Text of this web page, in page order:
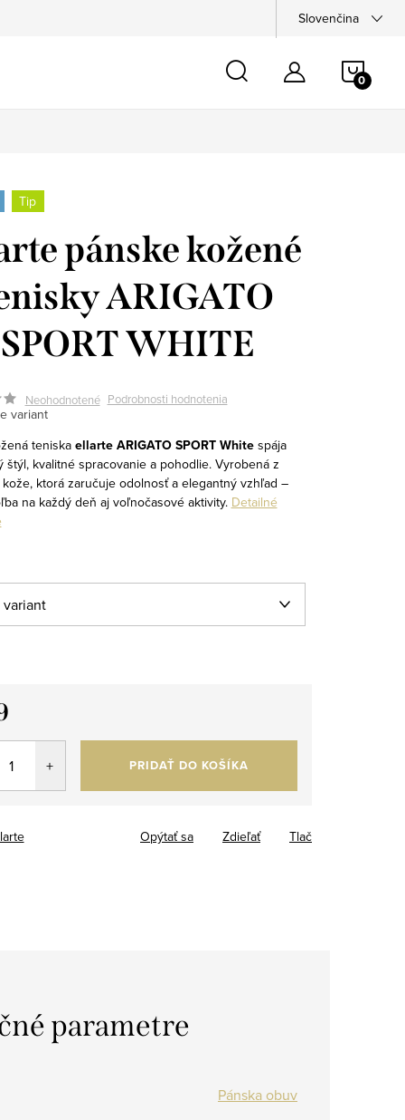
Slovenčina
Tip
pánske kožené
ARIGATO
SPORT WHITE
Neohodnotené Podrobnosti hodnotenia
variant
teniska ellarte ARIGATO SPORT Whitespája
štýl, kvalitné spracovanie a pohodlie. Vyrobená z
ktorá zaručuje odolnosť a elegantný vzhľad –
na každý deň aj voľnočasové aktivity. Detailné
PRIDAŤ DO KOŠÍKA
Tlač
Opýtať sa Zdieľať
parametre
Pánska obuv